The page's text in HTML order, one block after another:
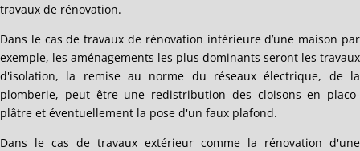
travaux de rénovation.
Dans le cas de travaux de rénovation intérieure d’une maison par
exemple, les aménagements les plus dominants seront les travaux
d'isolation, la remise au norme du réseaux électrique, de la
plomberie, peut être une redistribution des cloisons en placo-
plâtre et éventuellement la pose d'un faux plafond.
Dans le cas de travaux extérieur comme la rénovation d'une